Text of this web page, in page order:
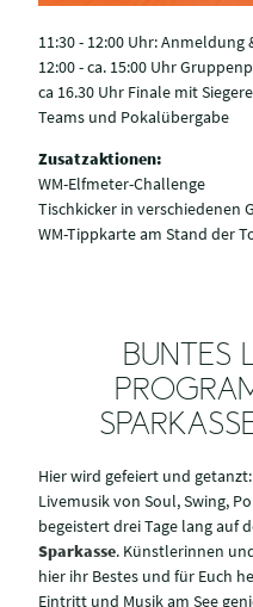
11:30 - 12:00 Uhr:
12:00 - ca. 15:00 Uhr
ca 16.30 Uhr Finale mit
Teams und Pokalübergabe
Zusatzaktionen:
WM-Elfmeter-Challenge
Tischkicker in verschiedenen
WM-Tippkarte am Stand der
BUNTES
Hier wird gefeiert und
Livemusik von Soul, Swing,
begeistert drei Tage lang auf
Sparkasse. Künstlerinnen
hier ihr Bestes und für Euch
Eintritt und Musik am See